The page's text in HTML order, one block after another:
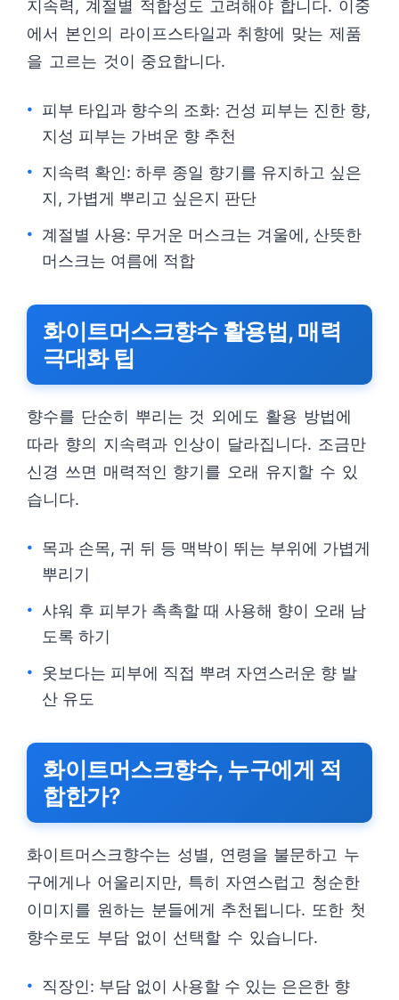
지속력, 계절별 적합성도 고려해야 합니다. 이중
에서 본인의 라이프스타일과 취향에 맞는 제품
을 고르는 것이 중요합니다.
피부 타입과 향수의 조화: 건성 피부는 진한 향,
지성 피부는 가벼운 향 추천
지속력 확인: 하루 종일 향기를 유지하고 싶은
지, 가볍게 뿌리고 싶은지 판단
계절별 사용: 무거운 머스크는 겨울에, 산뜻한
머스크는 여름에 적합
화이트머스크향수 활용법, 매력
극대화 팁
향수를 단순히 뿌리는 것 외에도 활용 방법에
따라 향의 지속력과 인상이 달라집니다. 조금만
신경 쓰면 매력적인 향기를 오래 유지할 수 있
습니다.
목과 손목, 귀 뒤 등 맥박이 뛰는 부위에 가볍게
뿌리기
샤워 후 피부가 촉촉할 때 사용해 향이 오래 남
도록 하기
옷보다는 피부에 직접 뿌려 자연스러운 향 발
산 유도
화이트머스크향수, 누구에게 적
합한가?
화이트머스크향수는 성별, 연령을 불문하고 누
구에게나 어울리지만, 특히 자연스럽고 청순한
이미지를 원하는 분들에게 추천됩니다. 또한 첫
향수로도 부담 없이 선택할 수 있습니다.
직장인: 부담 없이 사용할 수 있는 은은한 향